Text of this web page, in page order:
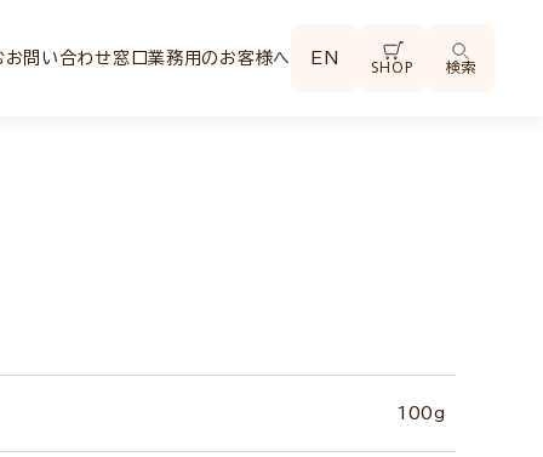
お問い合わせ窓口業務用のお客様へ EN SHOP 検索
100g